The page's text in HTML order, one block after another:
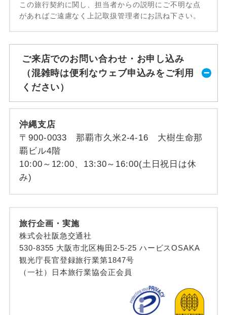
この旅行契約に関し、担当者からの説明にご不明な点
があればご遠慮なく上記取扱管理者にお訊ね下さい。
ご来店でのお問い合わせ・お申し込み
（混雑時は便利なウェブ申込みをご利用
ください）
沖縄支店
〒900-0033 那覇市久米2-4-16 大樹生命那
覇ビル4階
10:00～12:00、13:30～16:00(土日祝日は休
み)
旅行企画・実施
株式会社阪急交通社
530-8355 大阪市北区梅田2-5-25 ハービスOSAKA
観光庁長官登録旅行業第1847号
（一社）日本旅行業協会正会員